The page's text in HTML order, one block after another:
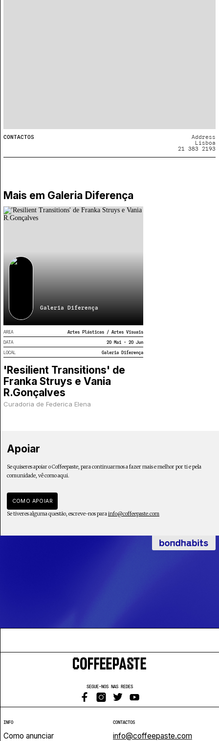
CONTACTOS
Address
Lisboa
21 383 2193
Mais em Galeria Diferença
Galeria Diferença
AREA
Artes Plásticas / Artes Visuais
DATA
20 Mai - 20 Jun
LOCAL
Galeria Diferença
'Resilient Transitions' de
Franka Struys e Vania
R.Gonçalves
Curadoria de Federica Elena
Apoiar
Se quiseres apoiar o Coffeepaste, para continuarmos a fazer mais e melhor por ti e pela
comunidade, vê como aqui.
COMO APOIAR
Se tiveres alguma questão, escreve-nos parainfo@coffeepaste.com
SEGUE-NOS NAS REDES
INFO
Como anunciar
CONTACTOS
info@coffeepaste.com